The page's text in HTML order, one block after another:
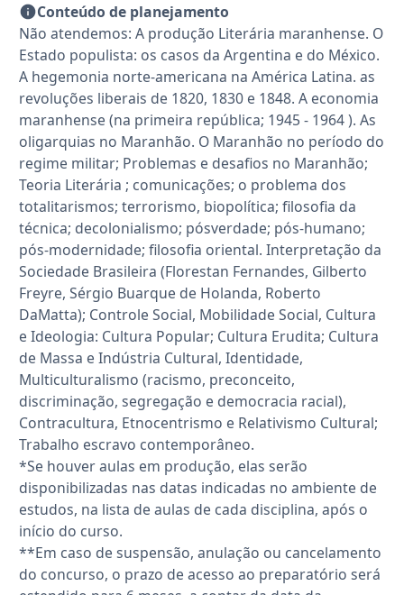
Conteúdo de planejamento
Não atendemos: A produção Literária maranhense. O
Estado populista: os casos da Argentina e do México.
A hegemonia norte-americana na América Latina. as
revoluções liberais de 1820, 1830 e 1848. A economia
maranhense (na primeira república; 1945 - 1964 ). As
oligarquias no Maranhão. O Maranhão no período do
regime militar; Problemas e desafios no Maranhão;
Teoria Literária ; comunicações; o problema dos
totalitarismos; terrorismo, biopolítica; filosofia da
técnica; decolonialismo; pósverdade; pós-humano;
pós-modernidade; filosofia oriental. Interpretação da
Sociedade Brasileira (Florestan Fernandes, Gilberto
Freyre, Sérgio Buarque de Holanda, Roberto
DaMatta); Controle Social, Mobilidade Social, Cultura
e Ideologia: Cultura Popular; Cultura Erudita; Cultura
de Massa e Indústria Cultural, Identidade,
Multiculturalismo (racismo, preconceito,
discriminação, segregação e democracia racial),
Contracultura, Etnocentrismo e Relativismo Cultural;
Trabalho escravo contemporâneo.
*Se houver aulas em produção, elas serão
disponibilizadas nas datas indicadas no ambiente de
estudos, na lista de aulas de cada disciplina, após o
início do curso.
**Em caso de suspensão, anulação ou cancelamento
do concurso, o prazo de acesso ao preparatório será